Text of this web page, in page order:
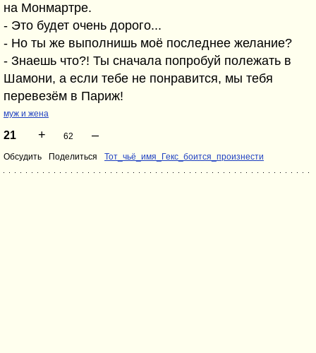
на Монмартре.
- Это будет очень дорого...
- Но ты же выполнишь моё последнее желание?
- Знаешь что?! Ты сначала попробуй полежать в
Шамони, а если тебе не понравится, мы тебя
перевезём в Париж!
муж и жена
21 + 62 –
Обсудить Поделиться Тот_чьё_имя_Гекс_боится_произнести